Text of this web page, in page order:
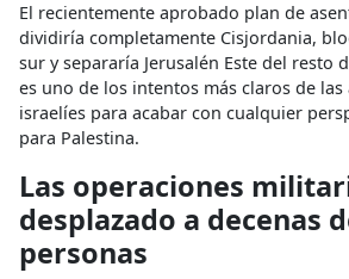
El recientemente aprobado plan de
dividiría completamente Cisjordania,
sur y separaría Jerusalén Este del resto
es uno de los intentos más claros de
israelíes para acabar con cualquier
para Palestina.
Las operaciones
desplazado a decenas
personas